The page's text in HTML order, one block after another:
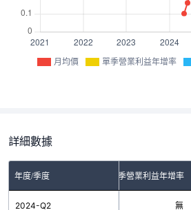
月均價 單季營業利益年增率
詳細數據
年度/季度 單季營業利益年增率
2024-Q2 無